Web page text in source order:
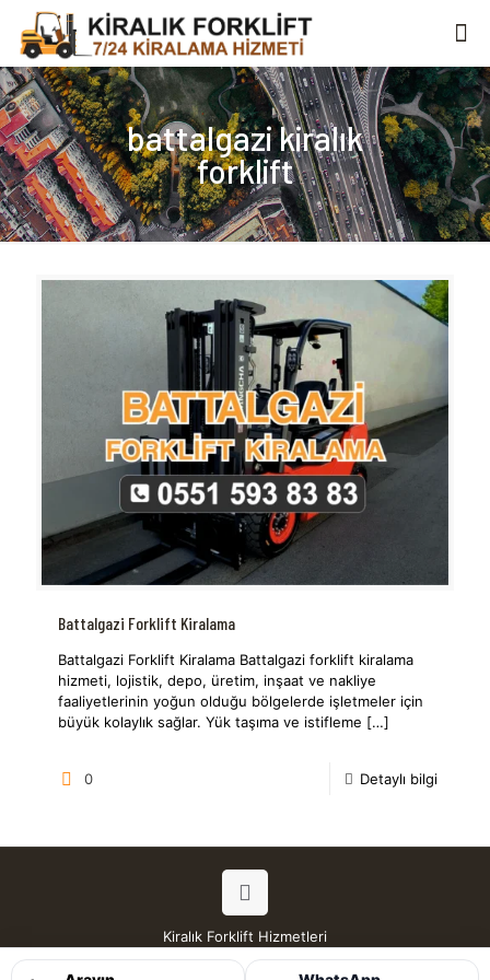
battalgazi kiralık
forklift
Battalgazi Forklift Kiralama
Battalgazi Forklift Kiralama Battalgazi forklift kiralama
hizmeti, lojistik, depo, üretim, inşaat ve nakliye
faaliyetlerinin yoğun olduğu bölgelerde işletmeler için
büyük kolaylık sağlar. Yük taşıma ve istifleme […]
0 Detaylı bilgi
Kiralık Forklift Hizmetleri
Tüm Hakları Saklıdır © 2026